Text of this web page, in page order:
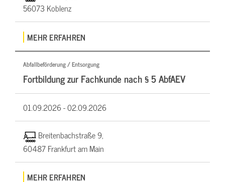
56073 Koblenz
MEHR ERFAHREN
Abfallbeförderung / Entsorgung
Fortbildung zur Fachkunde nach § 5 AbfAEV
01.09.2026 -02.09.2026
Breitenbachstraße 9,
60487 Frankfurt am Main
MEHR ERFAHREN